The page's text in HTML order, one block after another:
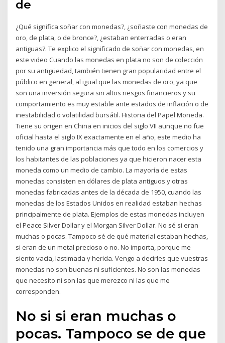
de
¿Qué significa soñar con monedas?, ¿soñaste con monedas de
oro, de plata, o de bronce?, ¿estaban enterradas o eran
antiguas?. Te explico el significado de soñar con monedas, en
este video Cuando las monedas en plata no son de colección
por su antigüedad, también tienen gran popularidad entre el
público en general, al igual que las monedas de oro, ya que
son una inversión segura sin altos riesgos financieros y su
comportamiento es muy estable ante estados de inflación o de
inestabilidad o volatilidad bursátil. Historia del Papel Moneda.
Tiene su origen en China en inicios del siglo VII aunque no fue
oficial hasta el siglo IX exactamente en el año, este medio ha
tenido una gran importancia más que todo en los comercios y
los habitantes de las poblaciones ya que hicieron nacer esta
moneda como un medio de cambio. La mayoría de estas
monedas consisten en dólares de plata antiguos y otras
monedas fabricadas antes de la década de 1950, cuando las
monedas de los Estados Unidos en realidad estaban hechas
principalmente de plata. Ejemplos de estas monedas incluyen
el Peace Silver Dollar y el Morgan Silver Dollar. No sé si eran
muchas o pocas. Tampoco sé de qué material estaban hechas,
si eran de un metal precioso o no. No importa, porque me
siento vacía, lastimada y herida. Vengo a decirles que vuestras
monedas no son buenas ni suficientes. No son las monedas
que necesito ni son las que merezco ni las que me
corresponden.
No si si eran muchas o
pocas. Tampoco se de que